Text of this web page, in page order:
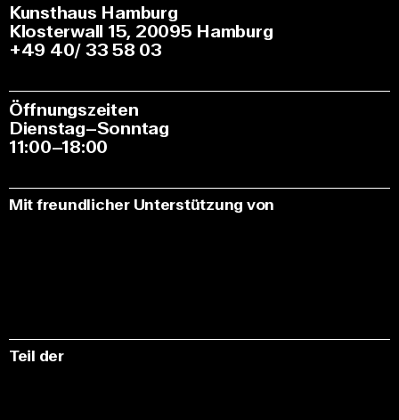
Kunsthaus Hamburg
Klosterwall 15, 20095 Hamburg
+49 40/ 33 58 03
Öffnungszeiten
Dienstag–Sonntag
11:00–18:00
Mit freundlicher Unterstützung von
Teil der